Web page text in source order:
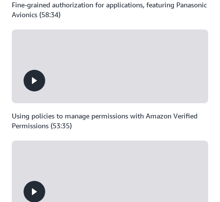
Fine-grained authorization for applications, featuring Panasonic
Avionics (58:34)
Using policies to manage permissions with Amazon Verified
Permissions (53:35)